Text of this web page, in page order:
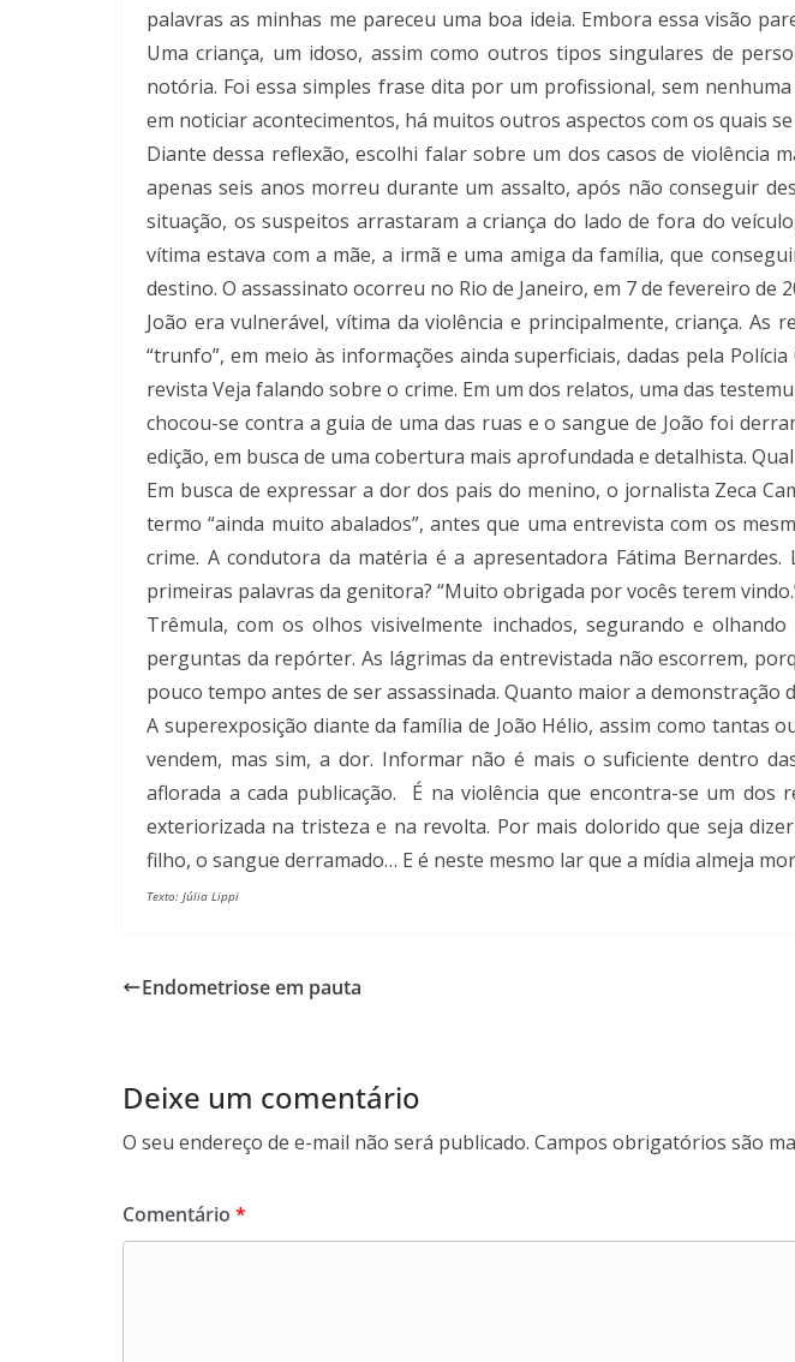
palavras as minhas me pareceu uma boa ideia. Embora essa visão
Uma criança, um idoso, assim como outros tipos singulares de
notória. Foi essa simples frase dita por um profissional, sem
em noticiar acontecimentos, há muitos outros aspectos com os quais
Diante dessa reflexão, escolhi falar sobre um dos casos de violência
apenas seis anos morreu durante um assalto, após não conseguir
situação, os suspeitos arrastaram a criança do lado de fora do
vítima estava com a mãe, a irmã e uma amiga da família, que
destino. O assassinato ocorreu no Rio de Janeiro, em 7 de fevereiro de
João era vulnerável, vítima da violência e principalmente, criança. As
“trunfo”, em meio às informações ainda superficiais, dadas pela
revista Veja falando sobre o crime. Em um dos relatos, uma das
chocou-se contra a guia de uma das ruas e o sangue de João foi
edição, em busca de uma cobertura mais aprofundada e detalhista.
Em busca de expressar a dor dos pais do menino, o jornalista Zeca
termo “ainda muito abalados”, antes que uma entrevista com os
crime. A condutora da matéria é a apresentadora Fátima
primeiras palavras da genitora? “Muito obrigada por vocês terem
Trêmula, com os olhos visivelmente inchados, segurando e
perguntas da repórter. As lágrimas da entrevistada não escorrem,
pouco tempo antes de ser assassinada. Quanto maior a
A superexposição diante da família de João Hélio, assim como tantas
vendem, mas sim, a dor. Informar não é mais o suficiente dentro
aflorada a cada publicação. É na violência que encontra-se um
exteriorizada na tristeza e na revolta. Por mais dolorido que seja
filho, o sangue derramado… E é neste mesmo lar que a mídia almeja
Texto: Júlia Lippi
Endometriose em pauta
Deixe um comentário
O seu endereço de e-mail não será publicado. Campos obrigatórios são
Comentário *